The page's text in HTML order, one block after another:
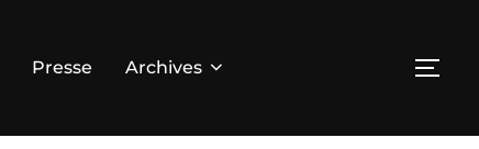
Presse Archives